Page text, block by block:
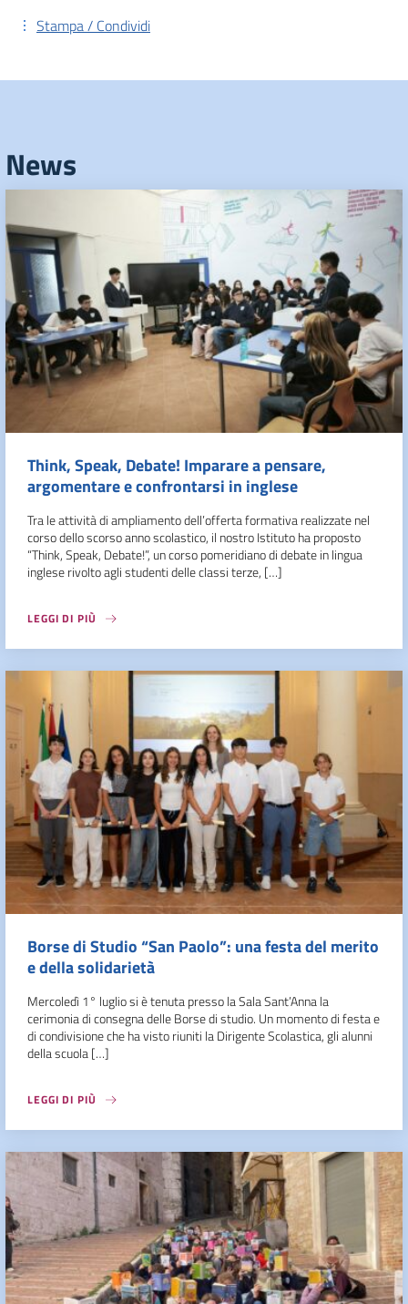
Stampa / Condividi
News
Think, Speak, Debate! Imparare a pensare,
argomentare e confrontarsi in inglese
Tra le attività di ampliamento dell’offerta formativa realizzate nel
corso dello scorso anno scolastico, il nostro Istituto ha proposto
“Think, Speak, Debate!”, un corso pomeridiano di debate in lingua
inglese rivolto agli studenti delle classi terze, […]
LEGGI DI PIÙ
Borse di Studio “San Paolo”: una festa del merito
e della solidarietà
Mercoledì 1° luglio si è tenuta presso la Sala Sant’Anna la
cerimonia di consegna delle Borse di studio. Un momento di festa e
di condivisione che ha visto riuniti la Dirigente Scolastica, gli alunni
della scuola […]
LEGGI DI PIÙ